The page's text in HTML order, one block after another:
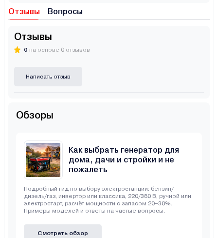
Отзывы Вопросы
Отзывы
0 на основе 0 отзывов
Написать отзыв
Обзоры
Как выбрать генератор для
дома, дачи и стройки и не
пожалеть
Подробный гид по выбору электростанции: бензин/
дизель/газ, инвертор или классика, 220/380 В, ручной или
электростарт, расчёт мощности с запасом 20–30%.
Примеры моделей и ответы на частые вопросы.
Смотреть обзор